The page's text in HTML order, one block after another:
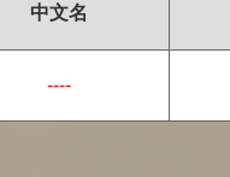
中文名
----